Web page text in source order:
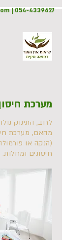
|054-4339627
מערכת
לרוב, התינוק
מהאם, מערכת
(הנקה או
חיסונים ומחלות.